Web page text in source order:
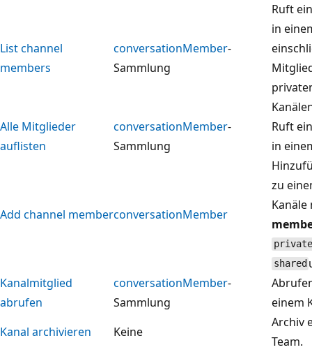
List channel
members
conversationMember-
Sammlung
Ruft
in
Alle Mitglieder
auflisten
conversationMember-
Sammlung
Ruft
in
Add channel memberconversationMember
zu
private
shared
Kanalmitglied
abrufen
conversationMember-
Sammlung
einem
Kanal archivieren
Keine
Archiv
Team.